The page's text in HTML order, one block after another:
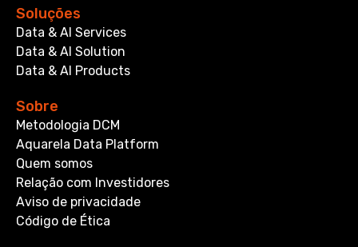
Soluções
Data & AI Services
Data & AI Solution
Data & AI Products
Sobre
Metodologia DCM
Aquarela Data Platform
Quem somos
Relação com Investidores
Aviso de privacidade
Código de Ética